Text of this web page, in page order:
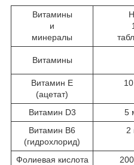
Витамины
и
минералы
1
Витамины
Витамин E
(ацетат)
Витамин D3 5
Витамин B6
(гидрохлорид)
2
Фолиевая кислота